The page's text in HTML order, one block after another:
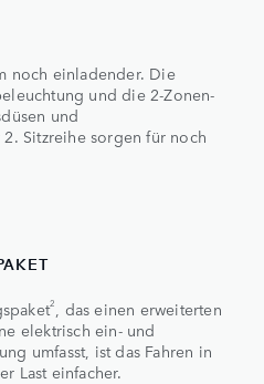
noch einladender. Die
und die 2-Zonen-
und
Sitzreihe sorgen für noch
2
, das einen erweiterten
elektrisch ein- und
umfasst, ist das Fahren in
Last einfacher.